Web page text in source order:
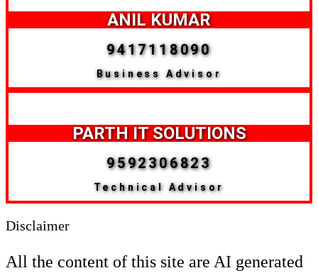
ANIL KUMAR
9417118090
Business Advisor
PARTH IT SOLUTIONS
9592306823
Technical Advisor
Disclaimer
All the content of this site are AI generated